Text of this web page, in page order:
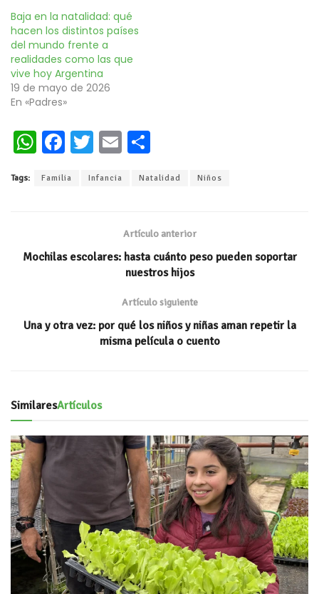
Baja en la natalidad: qué
hacen los distintos países
del mundo frente a
realidades como las que
vive hoy Argentina
19 de mayo de 2026
En «Padres»
W
at
p
Fa
b
T
tt
E
ai m
ar
ti
r
Tags: Familia Infancia Natalidad Niños
Artículo anterior
Mochilas escolares: hasta cuánto peso pueden soportar
nuestros hijos
Artículo siguiente
Una y otra vez: por qué los niños y niñas aman repetir la
misma película o cuento
SimilaresArtículos